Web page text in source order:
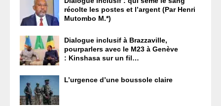
récolte les postes et l’argent (Par Henri
Mutombo M.*)
Dialogue inclusif à Brazzaville,
pourparlers avec le M23 à Genève
: Kinshasa sur un fil…
L’urgence d’une boussole claire